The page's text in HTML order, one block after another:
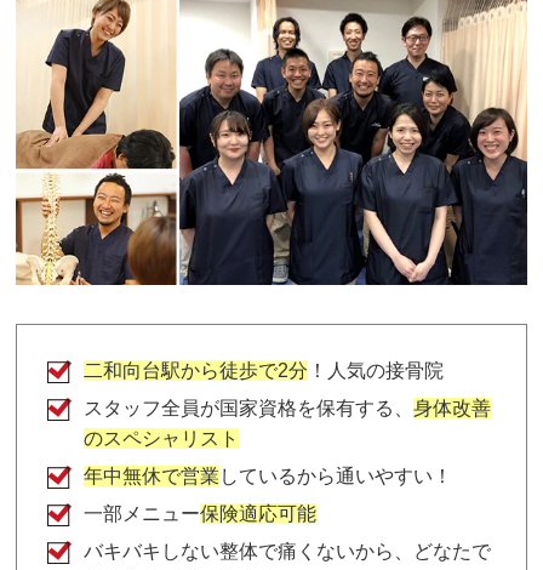
二和向台駅から徒歩で2分 ！人気の接骨院
スタッフ全員が国家資格を保有する、身体改善
のスペシャリスト
年中無休で営業 しているから通いやすい！
一部メニュー保険適応可能
バキバキしない整体で痛くないから、どなたで